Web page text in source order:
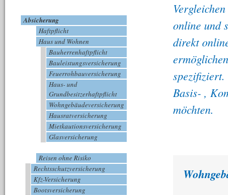
Absicherung
Haftpflicht
Haus und Wohnen
Bauherrenhaftpflicht
Bauleistungsversicherung
Feuerrohbauversicherung
Haus- und
Grundbesitzerhaftpflicht
Wohngebäudeversicherung
Hausratversicherung
Mietkautionsversicherung
Glasversicherung
Reisen ohne Risiko
Rechtsschutzversicherung
Kfz-Versicherung
Bootsversicherung
online und
direkt
spezifiziert.
Basis- ,
möchten.